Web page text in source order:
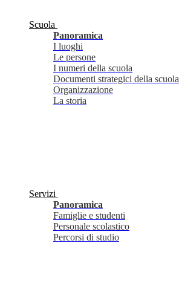
Scuola
Panoramica
I luoghi
Le persone
I numeri della scuola
Documenti strategici della scuola
Organizzazione
La storia
Servizi
Panoramica
Famiglie e studenti
Personale scolastico
Percorsi di studio